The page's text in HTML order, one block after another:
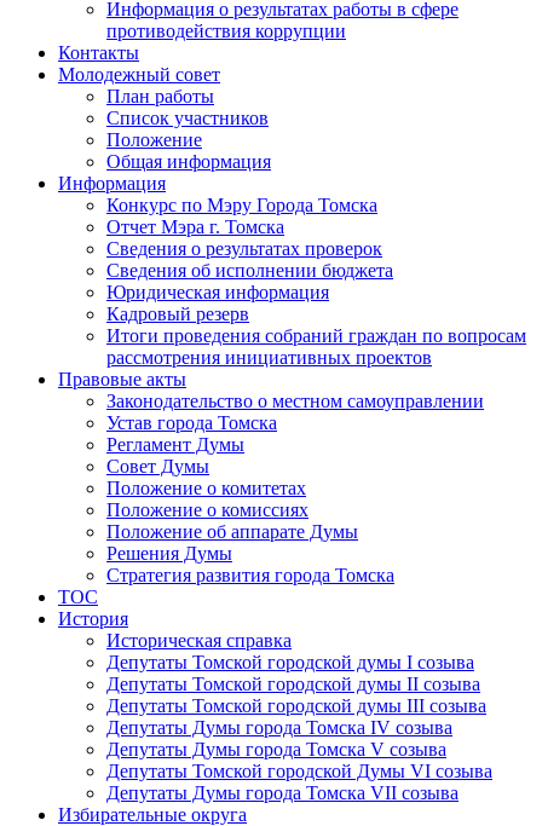
Информация о результатах работы в сфере
противодействия коррупции
Контакты
Молодежный совет
План работы
Список участников
Положение
Общая информация
Информация
Конкурс по Мэру Города Томска
Отчет Мэра г. Томска
Сведения о результатах проверок
Сведения об исполнении бюджета
Юридическая информация
Кадровый резерв
Итоги проведения собраний граждан по вопросам
рассмотрения инициативных проектов
Правовые акты
Законодательство о местном самоуправлении
Устав города Томска
Регламент Думы
Совет Думы
Положение о комитетах
Положение о комиссиях
Положение об аппарате Думы
Решения Думы
Стратегия развития города Томска
ТОС
История
Историческая справка
Депутаты Томской городской думы I созыва
Депутаты Томской городской думы II созыва
Депутаты Томской городской думы III созыва
Депутаты Думы города Томска IV созыва
Депутаты Думы города Томска V созыва
Депутаты Томской городской Думы VI созыва
Депутаты Думы города Томска VII созыва
Избирательные округа